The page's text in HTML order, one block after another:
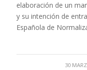
elaboración de un
y su intención de
Española de
30 /